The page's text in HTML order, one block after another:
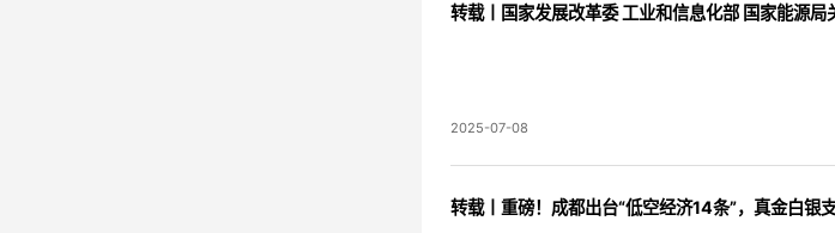
转载丨国家发展改革委 工业和信息化部 国家能源
2025-07-08
转载丨重磅！成都出台“低空经济14条”，真金白银